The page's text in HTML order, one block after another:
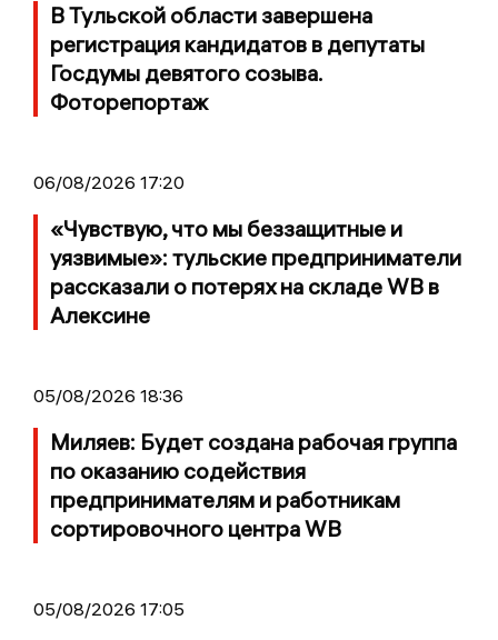
В Тульской области завершена
регистрация кандидатов в депутаты
Госдумы девятого созыва.
Фоторепортаж
06/08/2026 17:20
«Чувствую, что мы беззащитные и
уязвимые»: тульские предприниматели
рассказали о потерях на складе WB в
Алексине
05/08/2026 18:36
Миляев: Будет создана рабочая группа
по оказанию содействия
предпринимателям и работникам
сортировочного центра WB
05/08/2026 17:05